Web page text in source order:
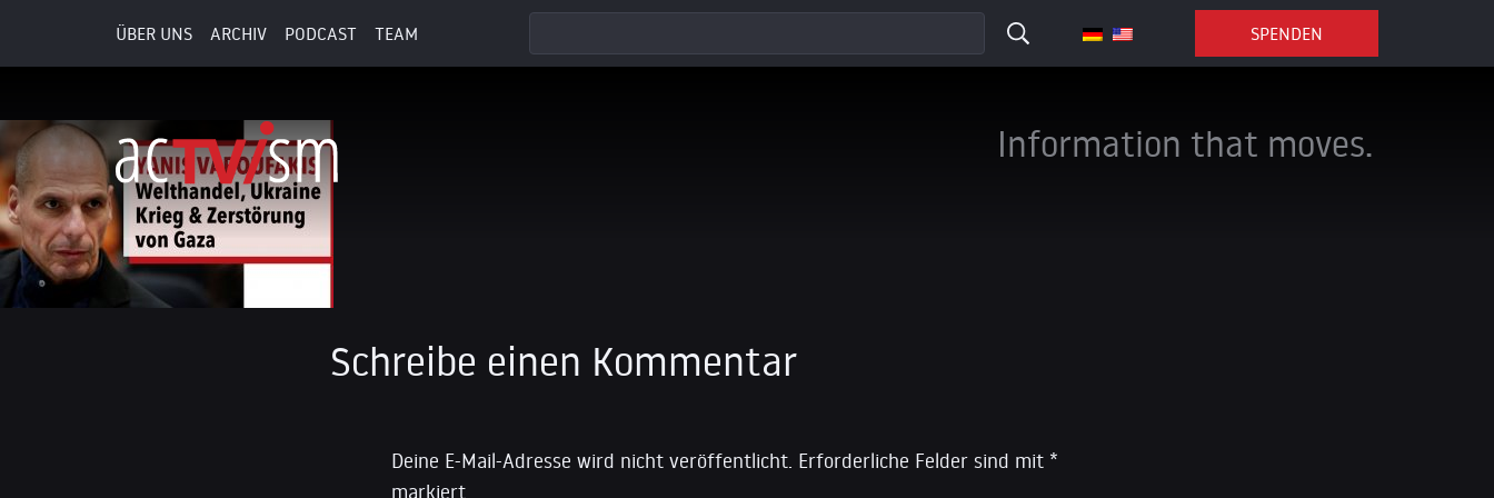
ÜBER UNS ARCHIV PODCAST TEAM SPENDEN
Information that moves.
19. Mai 2025
Schreibe einen Kommentar
Deine E-Mail-Adresse wird nicht veröffentlicht. Erforderliche Felder sind mit *
markiert